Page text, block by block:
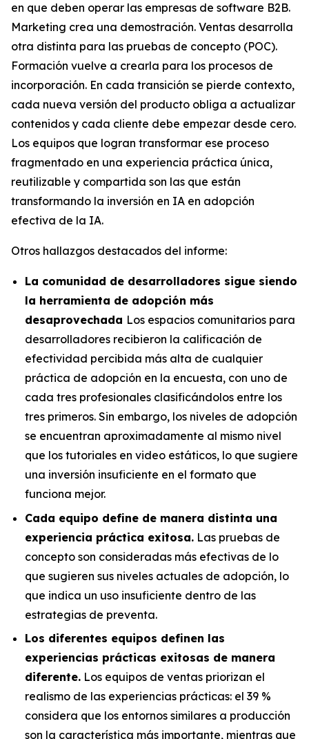
en que deben operar las empresas de software B2B.
Marketing crea una demostración. Ventas desarrolla
otra distinta para las pruebas de concepto (POC).
Formación vuelve a crearla para los procesos de
incorporación. En cada transición se pierde contexto,
cada nueva versión del producto obliga a actualizar
contenidos y cada cliente debe empezar desde cero.
Los equipos que logran transformar ese proceso
fragmentado en una experiencia práctica única,
reutilizable y compartida son las que están
transformando la inversión en IA en adopción
efectiva de la IA.
Otros hallazgos destacados del informe:
La comunidad de desarrolladores sigue siendo
la herramienta de adopción más
desaprovechada Los espacios comunitarios para
desarrolladores recibieron la calificación de
efectividad percibida más alta de cualquier
práctica de adopción en la encuesta, con uno de
cada tres profesionales clasificándolos entre los
tres primeros. Sin embargo, los niveles de adopción
se encuentran aproximadamente al mismo nivel
que los tutoriales en video estáticos, lo que sugiere
una inversión insuficiente en el formato que
funciona mejor.
Cada equipo define de manera distinta una
experiencia práctica exitosa. Las pruebas de
concepto son consideradas más efectivas de lo
que sugieren sus niveles actuales de adopción, lo
que indica un uso insuficiente dentro de las
estrategias de preventa.
Los diferentes equipos definen las
experiencias prácticas exitosas de manera
diferente. Los equipos de ventas priorizan el
realismo de las experiencias prácticas: el 39 %
considera que los entornos similares a producción
son la característica más importante, mientras que